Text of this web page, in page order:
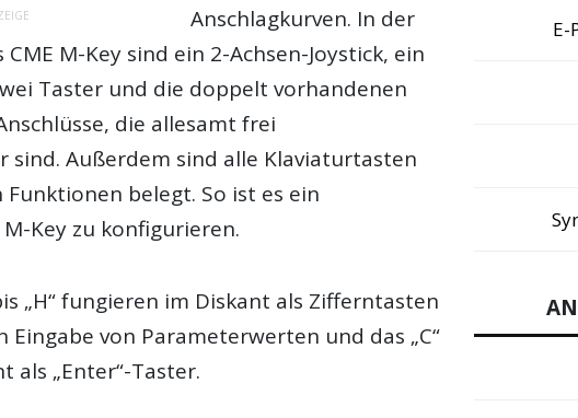
Anschlagkurven. In der
CME M-Key sind ein 2-Achsen-Joystick, ein
Taster und die doppelt vorhandenen
die allesamt frei
sind. Außerdem sind alle Klaviaturtasten
belegt. So ist es ein
Key zu konfigurieren.
„H“ fungieren im Diskant als Zifferntasten
Eingabe von Parameterwerten und das „C“
als „Enter“-Taster.
E-